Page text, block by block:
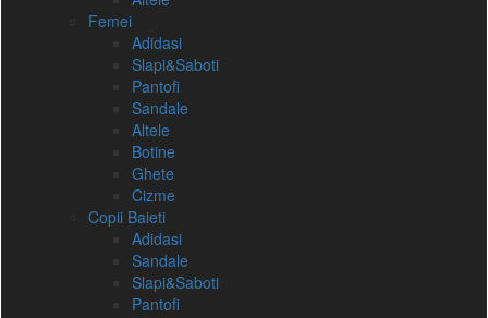
Femei
Adidasi
Slapi&Saboti
Pantofi
Sandale
Altele
Botine
Ghete
Cizme
Copii Baieti
Adidasi
Sandale
Slapi&Saboti
Pantofi